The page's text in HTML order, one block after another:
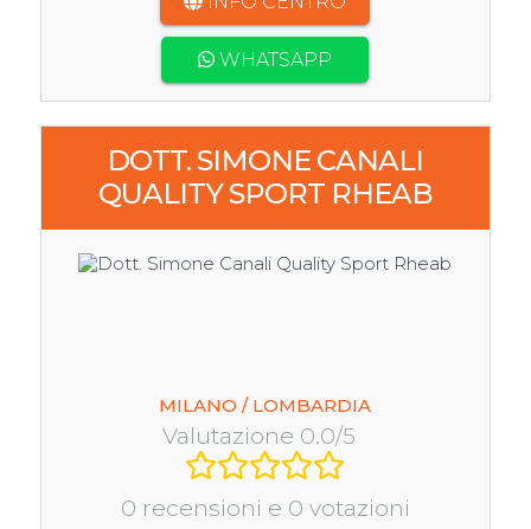
WHATSAPP
DOTT. SIMONE CANALI
QUALITY SPORT RHEAB
MILANO / LOMBARDIA
Valutazione 0.0/5
0 recensioni e 0 votazioni